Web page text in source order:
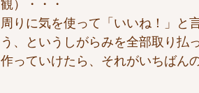
観）・・・
周りに気を使って「いいね！」と
う、というしがらみを全部取り払
作っていけたら、それがいちばん